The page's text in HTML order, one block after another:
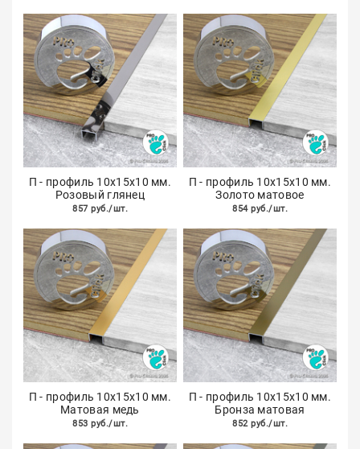
П - профиль 10х15х10 мм.
Розовый глянец
857 руб./шт.
П - профиль 10х15х10 мм.
Золото матовое
854 руб./шт.
П - профиль 10х15х10 мм.
Матовая медь
853 руб./шт.
П - профиль 10х15х10 мм.
Бронза матовая
852 руб./шт.